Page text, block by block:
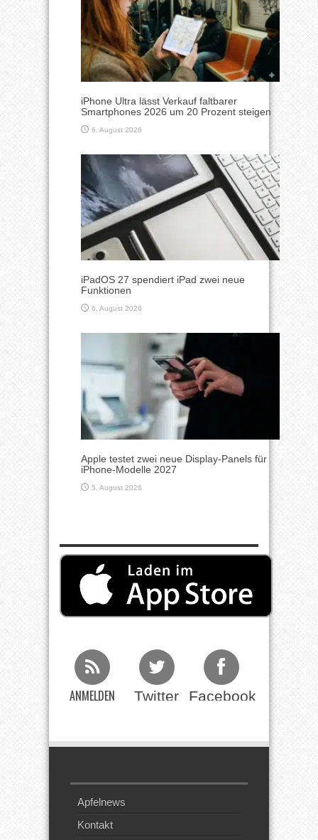
iPhone Ultra lässt Verkauf faltbarer
Smartphones 2026 um 20 Prozent steigen
6. August 2026
iPadOS 27 spendiert iPad zwei neue
Funktionen
6. August 2026
Apple testet zwei neue Display-Panels für
iPhone-Modelle 2027
5. August 2026
ANMELDEN Twitter Facebook
Apfelnews
Kontakt